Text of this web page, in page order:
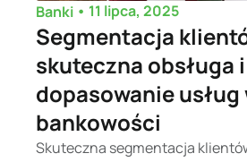
Banki • 11 lipca, 2025
Segmentacja
skuteczna obsługa i
dopasowanie usług
bankowości
Skuteczna segmentacja